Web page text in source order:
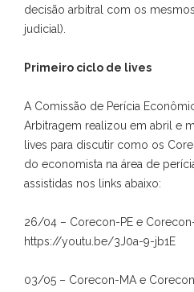
decisão arbitral com os
judicial).
Primeiro ciclo de lives
A Comissão de Perícia
Arbitragem realizou em abril e
lives para discutir como os
do economista na área de
assistidas nos links abaixo:
26/04 – Corecon-PE e
https://youtu.be/3J0a-9-jb1E
03/05 – Corecon-MA e